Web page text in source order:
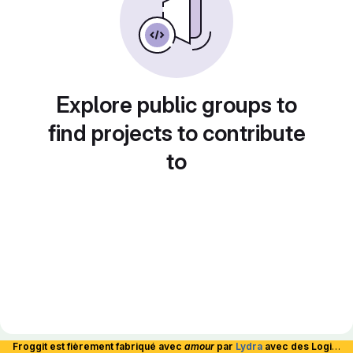
Explore public groups to
find projects to contribute
to
Froggit est fièrement fabriqué avec amour par Lydra avec des Logiciels Libres et hébergé en